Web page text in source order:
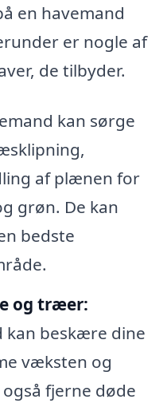
en havemand
er nogle af
de tilbyder.
kan sørge
af plænen for
grøn. De kan
bedste
og træer:
kan beskære dine
væksten og
fjerne døde